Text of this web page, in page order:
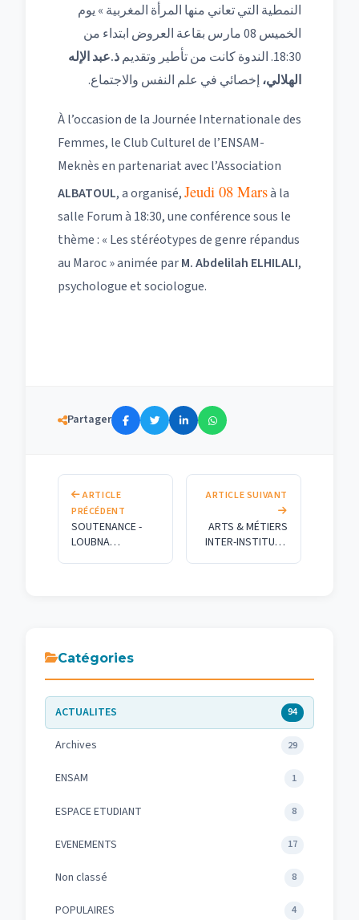
Catégories
ACTUALITES 94
Archives 29
ENSAM 1
ESPACE ETUDIANT 8
EVENEMENTS 17
Non classé 8
POPULAIRES 4
النمطية التي تعاني منها المرأة المغربية » يوم
الخميس 08 مارس بقاعة العروض ابتداء من
18:30. الندوة كانت من تأطير وتقديم
ذ.عبدالإله
الهلالي،إخصائي في علم النفس والاجتماع.
À l’occasion de la Journée Internationale des
Femmes, le Club Culturel de l’ENSAM-
Meknès en partenariat avec l’Association
ALBATOUL, a organisé,Jeudi 08 Marsà la
salle Forum à 18:30, une conférence sous le
thème : « Les stéréotypes de genre répandus
au Maroc » animée parM. Abdelilah ELHILALI,
psychologue et sociologue.
Partager
ARTICLE
PRÉCÉDENT
SOUTENANCE -
LOUBNA
ARTICLE SUIVANT
ARTS & MÉTIERS
INTER-INSTITUTS